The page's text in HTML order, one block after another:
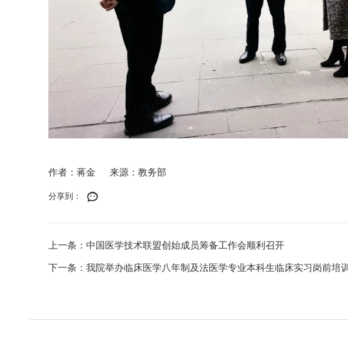
作者：蒋金 来源：教务部
分享到：
上一条：中国医学技术联盟创始成员筹备工作会顺利召开
下一条：我院举办临床医学八年制及法医学专业本科生临床实习岗前培训